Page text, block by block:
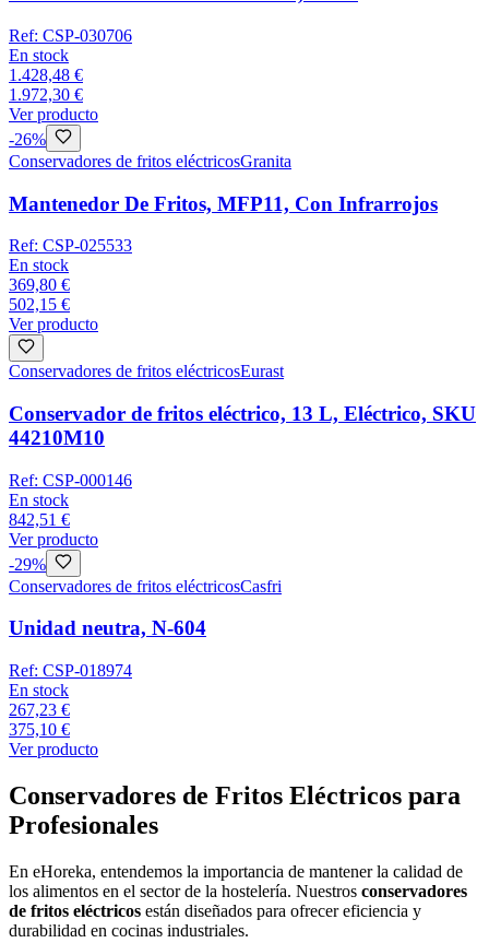
Ref: CSP-030706
En stock
1.428,48 €
1.972,30 €
Ver producto
-26%
Conservadores de fritos eléctricosGranita
Mantenedor De Fritos, MFP11, Con Infrarrojos
Ref: CSP-025533
En stock
369,80 €
502,15 €
Ver producto
Conservadores de fritos eléctricosEurast
Conservador de fritos eléctrico, 13 L, Eléctrico, SKU
44210M10
Ref: CSP-000146
En stock
842,51 €
Ver producto
-29%
Conservadores de fritos eléctricosCasfri
Unidad neutra, N-604
Ref: CSP-018974
En stock
267,23 €
375,10 €
Ver producto
Conservadores de Fritos Eléctricos para
Profesionales
En eHoreka, entendemos la importancia de mantener la calidad de
los alimentos en el sector de la hostelería. Nuestros conservadores
de fritos eléctricos están diseñados para ofrecer eficiencia y
durabilidad en cocinas industriales.